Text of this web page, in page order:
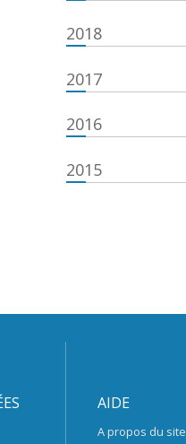
2018
2017
2016
2015
AIDE
A propos du site